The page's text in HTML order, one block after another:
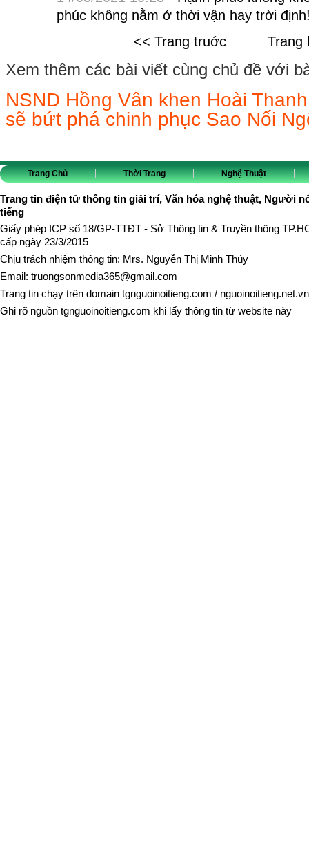
phúc không nằm ở thời vận hay trời
<< Trang truớc
Trang
Xem thêm các bài viết cùng chủ đề với
NSND Hồng Vân khen Hoài
sẽ bứt phá chinh phục Sao Nối
Trang Chủ Thời Trang Nghệ Thuật
Trang tin điện tử thông tin giải trí, Văn hóa nghệ thuật, Người
tiếng
Giấy phép ICP số 18/GP-TTĐT - Sở Thông tin & Truyền thông
cấp ngày 23/3/2015
Chịu trách nhiệm thông tin: Mrs. Nguyễn Thị Minh Thúy
Email: truongsonmedia365@gmail.com
Trang tin chạy trên domain tgnguoinoitieng.com / nguoinoitieng.net.vn
Ghi rõ nguồn tgnguoinoitieng.com khi lấy thông tin từ website này